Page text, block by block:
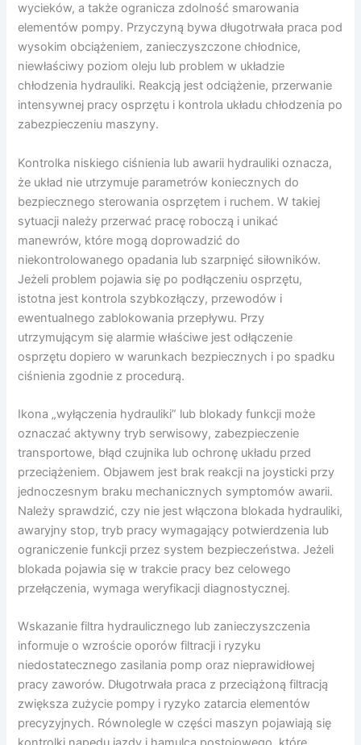
wycieków, a także ogranicza zdolność smarowania
elementów pompy. Przyczyną bywa długotrwała praca pod
wysokim obciążeniem, zanieczyszczone chłodnice,
niewłaściwy poziom oleju lub problem w układzie
chłodzenia hydrauliki. Reakcją jest odciążenie, przerwanie
intensywnej pracy osprzętu i kontrola układu chłodzenia po
zabezpieczeniu maszyny.
Kontrolka niskiego ciśnienia lub awarii hydrauliki oznacza,
że układ nie utrzymuje parametrów koniecznych do
bezpiecznego sterowania osprzętem i ruchem. W takiej
sytuacji należy przerwać pracę roboczą i unikać
manewrów, które mogą doprowadzić do
niekontrolowanego opadania lub szarpnięć siłowników.
Jeżeli problem pojawia się po podłączeniu osprzętu,
istotna jest kontrola szybkozłączy, przewodów i
ewentualnego zablokowania przepływu. Przy
utrzymującym się alarmie właściwe jest odłączenie
osprzętu dopiero w warunkach bezpiecznych i po spadku
ciśnienia zgodnie z procedurą.
Ikona „wyłączenia hydrauliki” lub blokady funkcji może
oznaczać aktywny tryb serwisowy, zabezpieczenie
transportowe, błąd czujnika lub ochronę układu przed
przeciążeniem. Objawem jest brak reakcji na joysticki przy
jednoczesnym braku mechanicznych symptomów awarii.
Należy sprawdzić, czy nie jest włączona blokada hydrauliki,
awaryjny stop, tryb pracy wymagający potwierdzenia lub
ograniczenie funkcji przez system bezpieczeństwa. Jeżeli
blokada pojawia się w trakcie pracy bez celowego
przełączenia, wymaga weryfikacji diagnostycznej.
Wskazanie filtra hydraulicznego lub zanieczyszczenia
informuje o wzroście oporów filtracji i ryzyku
niedostatecznego zasilania pomp oraz nieprawidłowej
pracy zaworów. Długotrwała praca z przeciążoną filtracją
zwiększa zużycie pompy i ryzyko zatarcia elementów
precyzyjnych. Równolegle w części maszyn pojawiają się